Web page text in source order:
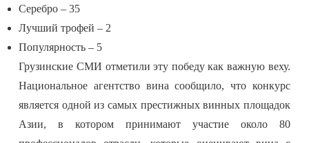
Серебро – 35
Лучший трофей – 2
Популярность – 5
Грузинские СМИ отметили эту победу как важную веху.
Национальное агентство вина сообщило, что конкурс
является одной из самых престижных винных площадок
Азии, в котором принимают участие около 80